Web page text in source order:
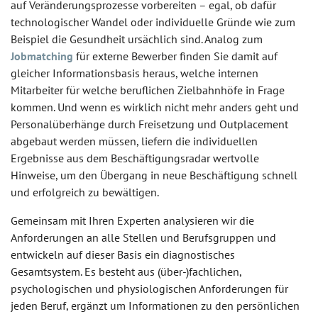
auf Veränderungsprozesse vorbereiten – egal, ob dafür
technologischer Wandel oder individuelle Gründe wie zum
Beispiel die Gesundheit ursächlich sind. Analog zum
Jobmatching für externe Bewerber finden Sie damit auf
gleicher Informationsbasis heraus, welche internen
Mitarbeiter für welche beruflichen Zielbahnhöfe in Frage
kommen. Und wenn es wirklich nicht mehr anders geht und
Personalüberhänge durch Freisetzung und Outplacement
abgebaut werden müssen, liefern die individuellen
Ergebnisse aus dem Beschäftigungsradar wertvolle
Hinweise, um den Übergang in neue Beschäftigung schnell
und erfolgreich zu bewältigen.
Gemeinsam mit Ihren Experten analysieren wir die
Anforderungen an alle Stellen und Berufsgruppen und
entwickeln auf dieser Basis ein diagnostisches
Gesamtsystem. Es besteht aus (über-)fachlichen,
psychologischen und physiologischen Anforderungen für
jeden Beruf, ergänzt um Informationen zu den persönlichen